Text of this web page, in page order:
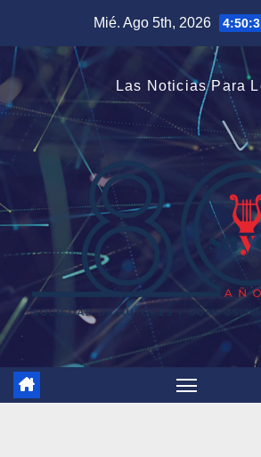
contenido
Mié. Ago 5th, 2026
Las Noticias Para